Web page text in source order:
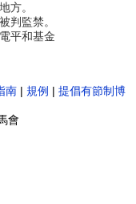
方。
判監禁。
平和基金
南 | 規例 | 提倡有節制博
會